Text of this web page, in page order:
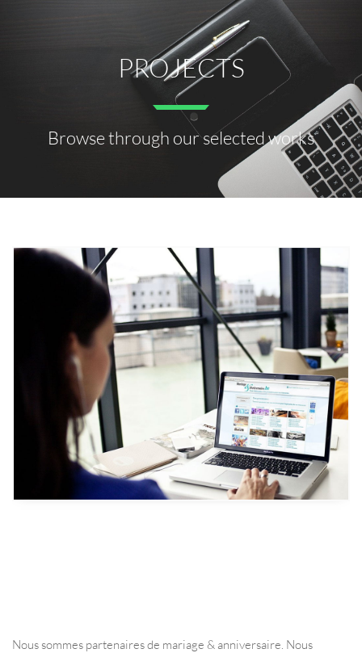
PROJECTS
Browse through our selected works
Nous sommes partenaires de mariage & anniversaire. Nous